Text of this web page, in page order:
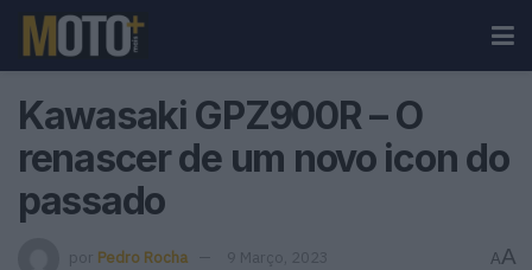
Kawasaki GPZ900R – O
renascer de um novo icon do
passado
por Pedro Rocha 9 Março, 2023 AA